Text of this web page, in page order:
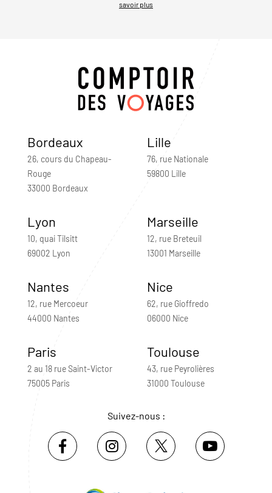
savoir plus
Bordeaux
26, cours du Chapeau-
Rouge
33000 Bordeaux
Lille
76, rue Nationale
59800 Lille
Lyon
10, quai Tilsitt
69002 Lyon
Marseille
12, rue Breteuil
13001 Marseille
Nantes
12, rue Mercoeur
44000 Nantes
Nice
62, rue Gioffredo
06000 Nice
Paris
2 au 18 rue Saint-Victor
75005 Paris
Toulouse
43, rue Peyrolières
31000 Toulouse
Suivez-nous :